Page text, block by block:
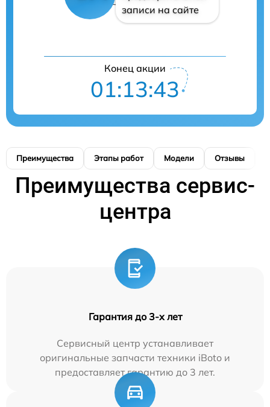
записи на сайте
Конец акции
01:13:42
Преимущества Этапы работ Модели Отзывы
Преимущества сервис-
центра
Гарантия до 3-х лет
Сервисный центр устанавливает
оригинальные запчасти техники iBoto и
предоставляет гарантию до 3 лет.